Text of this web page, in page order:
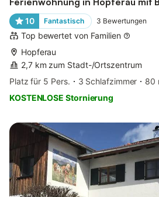
10 Fantastisch 3 Bewertungen
Top bewertet von Familien
Hopferau
2,7 km zum Stadt-/Ortszentrum
Platz für 5 Pers.
3 Schlafzimmer
80
KOSTENLOSE Stornierung